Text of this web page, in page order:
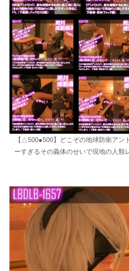
【△500●500】どこぞの地球防衛アン
ーすぎるその義体のせいで現地の人類